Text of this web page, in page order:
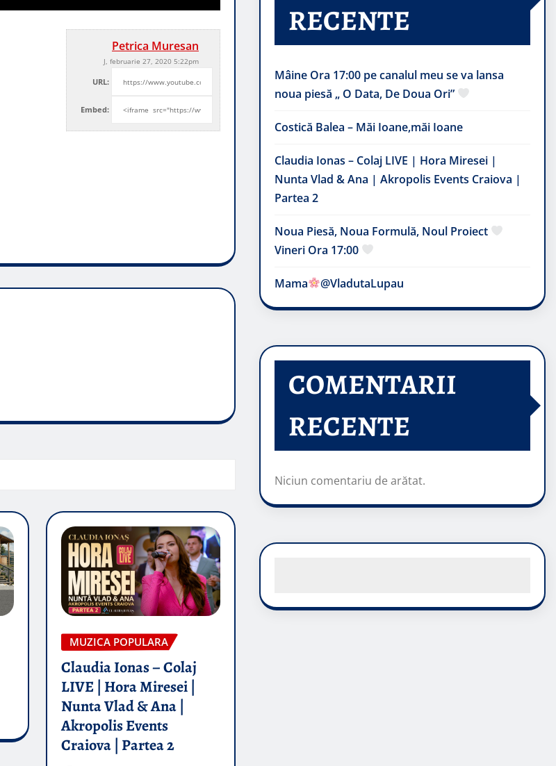
Petrica Muresan
J, februarie 27, 2020 5:22pm
URL:
Embed:
MUZICA POPULARA
Claudia Ionas – Colaj
LIVE | Hora Miresei |
Nunta Vlad & Ana |
Akropolis Events
Craiova | Partea 2
RECENTE
Mâine Ora 17:00 pe canalul meu se va lansa
noua piesă „ O Data, De Doua Ori”
Costică Balea – Măi Ioane,măi Ioane
Claudia Ionas – Colaj LIVE | Hora Miresei |
Nunta Vlad & Ana | Akropolis Events Craiova |
Partea 2
Noua Piesă, Noua Formulă, Noul Proiect
Vineri Ora 17:00
Mama @VladutaLupau
COMENTARII
RECENTE
Niciun comentariu de arătat.